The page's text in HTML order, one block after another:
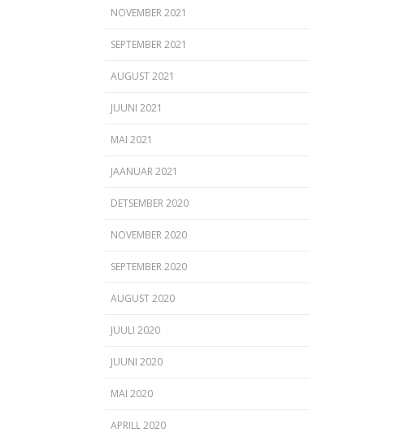
NOVEMBER 2021
SEPTEMBER 2021
AUGUST 2021
JUUNI 2021
MAI 2021
JAANUAR 2021
DETSEMBER 2020
NOVEMBER 2020
SEPTEMBER 2020
AUGUST 2020
JUULI 2020
JUUNI 2020
MAI 2020
APRILL 2020